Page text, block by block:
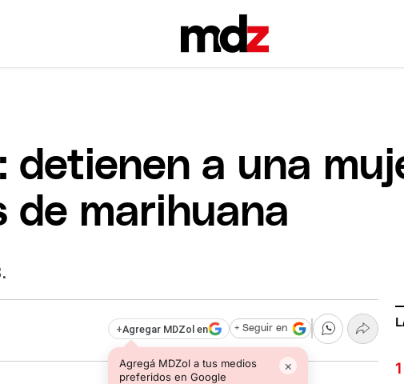
detienen a una
de marihuana
+Agregar MDZol en
Agregá MDZol a tus medios
preferidos en Google
×
+ Seguir en